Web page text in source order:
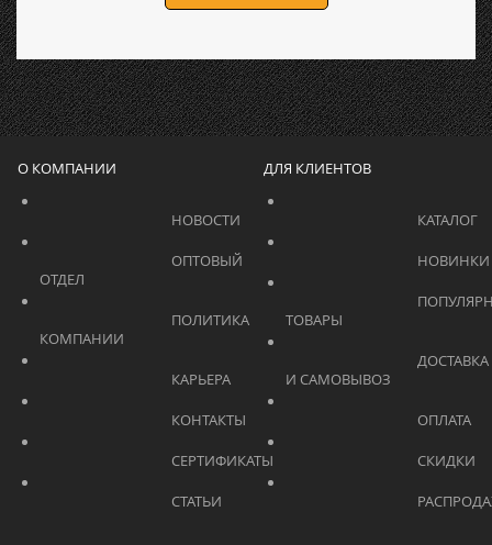
О КОМПАНИИ
			    		КАРЬЕРА
ДЛЯ КЛИЕНТОВ